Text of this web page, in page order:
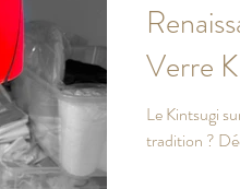
Verre
Le Kintsugi
tradition ?